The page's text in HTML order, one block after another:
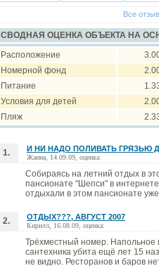
Все
СВОДНАЯ ОЦЕНКА ОБЪЕКТА НА
Расположение
Номерной фонд
Питание
Условия для детей
Пляж
1. И НИ НАДО ПОЛИВАТЬ ГРЯЗЬЮ
Жанна, 14.09.09, оценка:
Собираясь на летний отдых в
пансионате "Шепси" в
отдыхали в этом пансионате
2. ОТДЫХ???, АВГУСТ 2007
Кирилл, 16.08.09, оценка:
Трёхместный номер. Напольное
сантехника убита ещё лет 15
не видно. Ресторанов и баров